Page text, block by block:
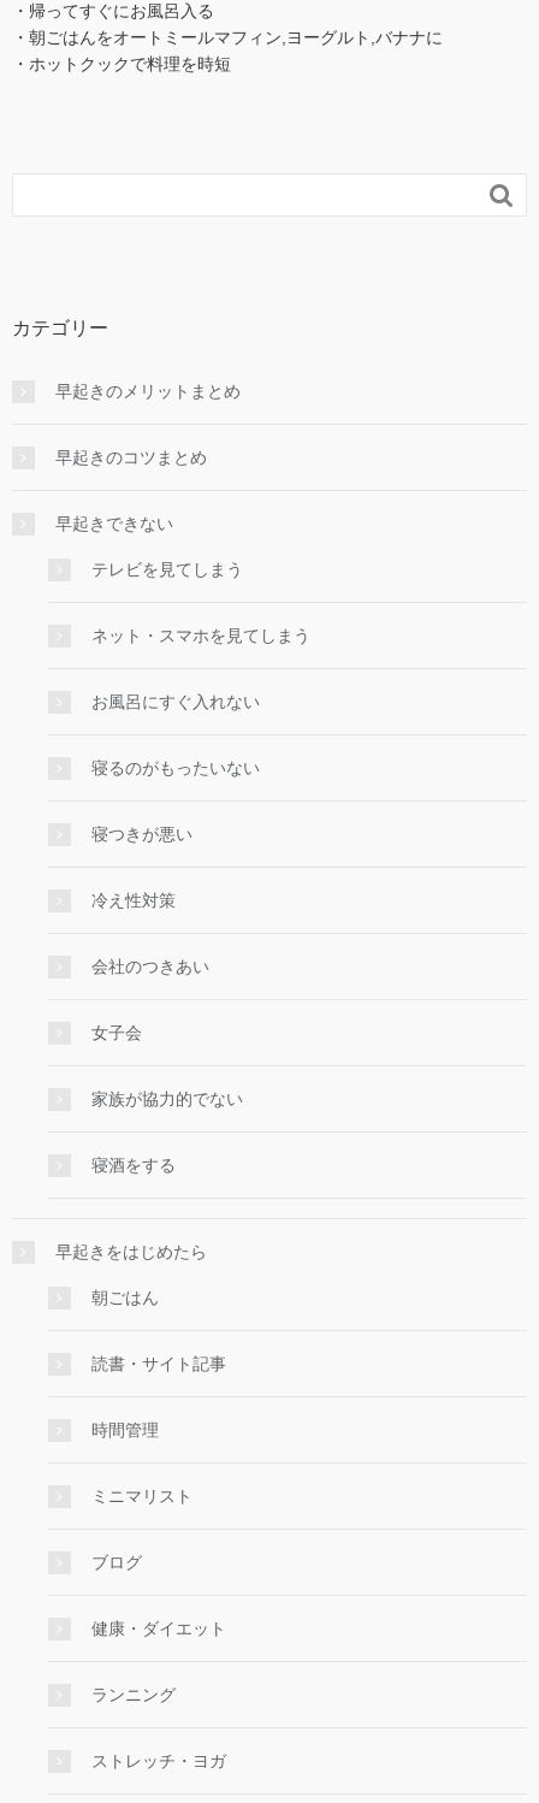
・帰ってすぐにお風呂入る
・朝ごはんをオートミールマフィン,ヨーグルト,バナナに
・ホットクックで料理を時短

カテゴリー
早起きのメリットまとめ
早起きのコツまとめ
早起きできない
テレビを見てしまう
ネット・スマホを見てしまう
お風呂にすぐ入れない
寝るのがもったいない
寝つきが悪い
冷え性対策
会社のつきあい
女子会
家族が協力的でない
寝酒をする
早起きをはじめたら
朝ごはん
読書・サイト記事
時間管理
ミニマリスト
ブログ
健康・ダイエット
ランニング
ストレッチ・ヨガ